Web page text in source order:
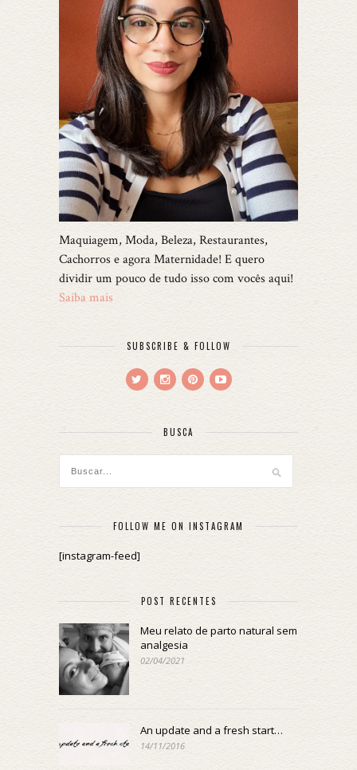
Maquiagem, Moda, Beleza, Restaurantes,
Cachorros e agora Maternidade! E quero
dividir um pouco de tudo isso com vocês aqui!
Saiba mais
SUBSCRIBE & FOLLOW
BUSCA
FOLLOW ME ON INSTAGRAM
[instagram-feed]
POST RECENTES
Meu relato de parto natural sem
analgesia
02/04/2021
An update and a fresh start…
14/11/2016